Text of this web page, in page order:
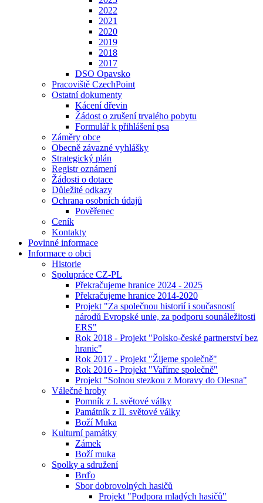
2022
2021
2020
2019
2018
2017
DSO Opavsko
Pracoviště CzechPoint
Ostatní dokumenty
Kácení dřevin
Žádost o zrušení trvalého pobytu
Formulář k přihlášení psa
Záměry obce
Obecně závazné vyhlášky
Strategický plán
Registr oznámení
Žádosti o dotace
Důležité odkazy
Ochrana osobních údajů
Pověřenec
Ceník
Kontakty
Povinné informace
Informace o obci
Historie
Spolupráce CZ-PL
Překračujeme hranice 2024 - 2025
Překračujeme hranice 2014-2020
Projekt "Za společnou historií i současností
národů Evropské unie, za podporu sounáležitosti
ERS"
Rok 2018 - Projekt "Polsko-české partnerství bez
hranic"
Rok 2017 - Projekt "Žijeme společně"
Rok 2016 - Projekt "Vaříme společně"
Projekt "Solnou stezkou z Moravy do Olesna"
Válečné hroby
Pomník z I. světové války
Památník z II. světové války
Boží Muka
Kulturní památky
Zámek
Boží muka
Spolky a sdružení
Brďo
Sbor dobrovolných hasičů
Projekt "Podpora mladých hasičů"